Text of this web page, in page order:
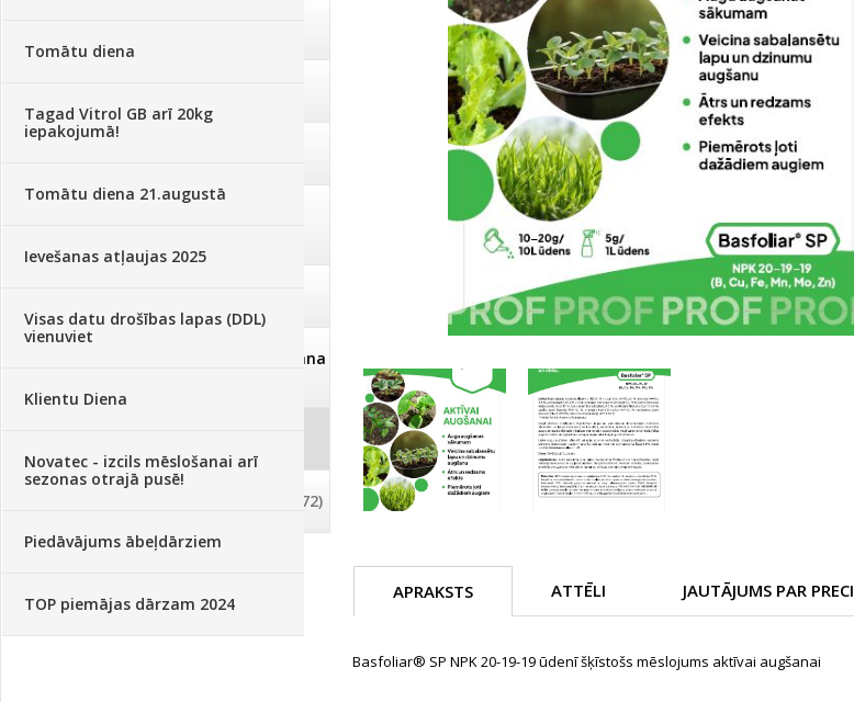
Tomātu diena
Tagad Vitrol GB arī 20kg
iepakojumā!
Tomātu diena 21.augustā
Ievešanas atļaujas 2025
Visas datu drošības lapas (DDL)
vienuviet
Klientu Diena
Novatec - izcils mēslošanai arī
sezonas otrajā pusē!
Piedāvājums ābeļdārziem
TOP piemājas dārzam 2024
Dezinfekcija, tīrīšana, mazgāšana
(72)
APRAKSTS ATTĒLI JAUTĀJUMS PAR PRECI
Basfoliar® SP NPK 20-19-19 ūdenī šķīstošs mēslojums aktīvai augšanai